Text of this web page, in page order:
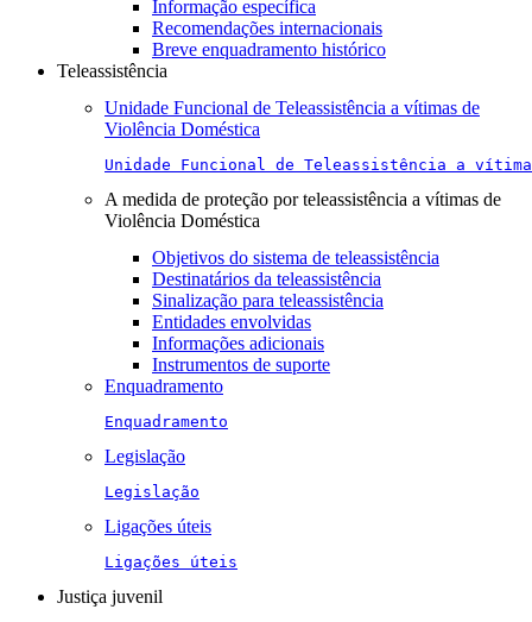
Informação específica
Recomendações internacionais
Breve enquadramento histórico
Teleassistência
Unidade Funcional de Teleassistência a vítimas de
Violência Doméstica
Unidade Funcional de Teleassistência a
A medida de proteção por teleassistência a vítimas de
Violência Doméstica
Objetivos do sistema de teleassistência
Destinatários da teleassistência
Sinalização para teleassistência
Entidades envolvidas
Informações adicionais
Instrumentos de suporte
Enquadramento
Enquadramento
Legislação
Legislação
Ligações úteis
Ligações úteis
Justiça juvenil